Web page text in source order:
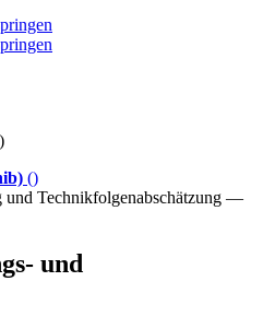
()
und Technikfolgenabschätzung —
und